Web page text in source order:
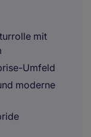
mit
Umfeld
moderne